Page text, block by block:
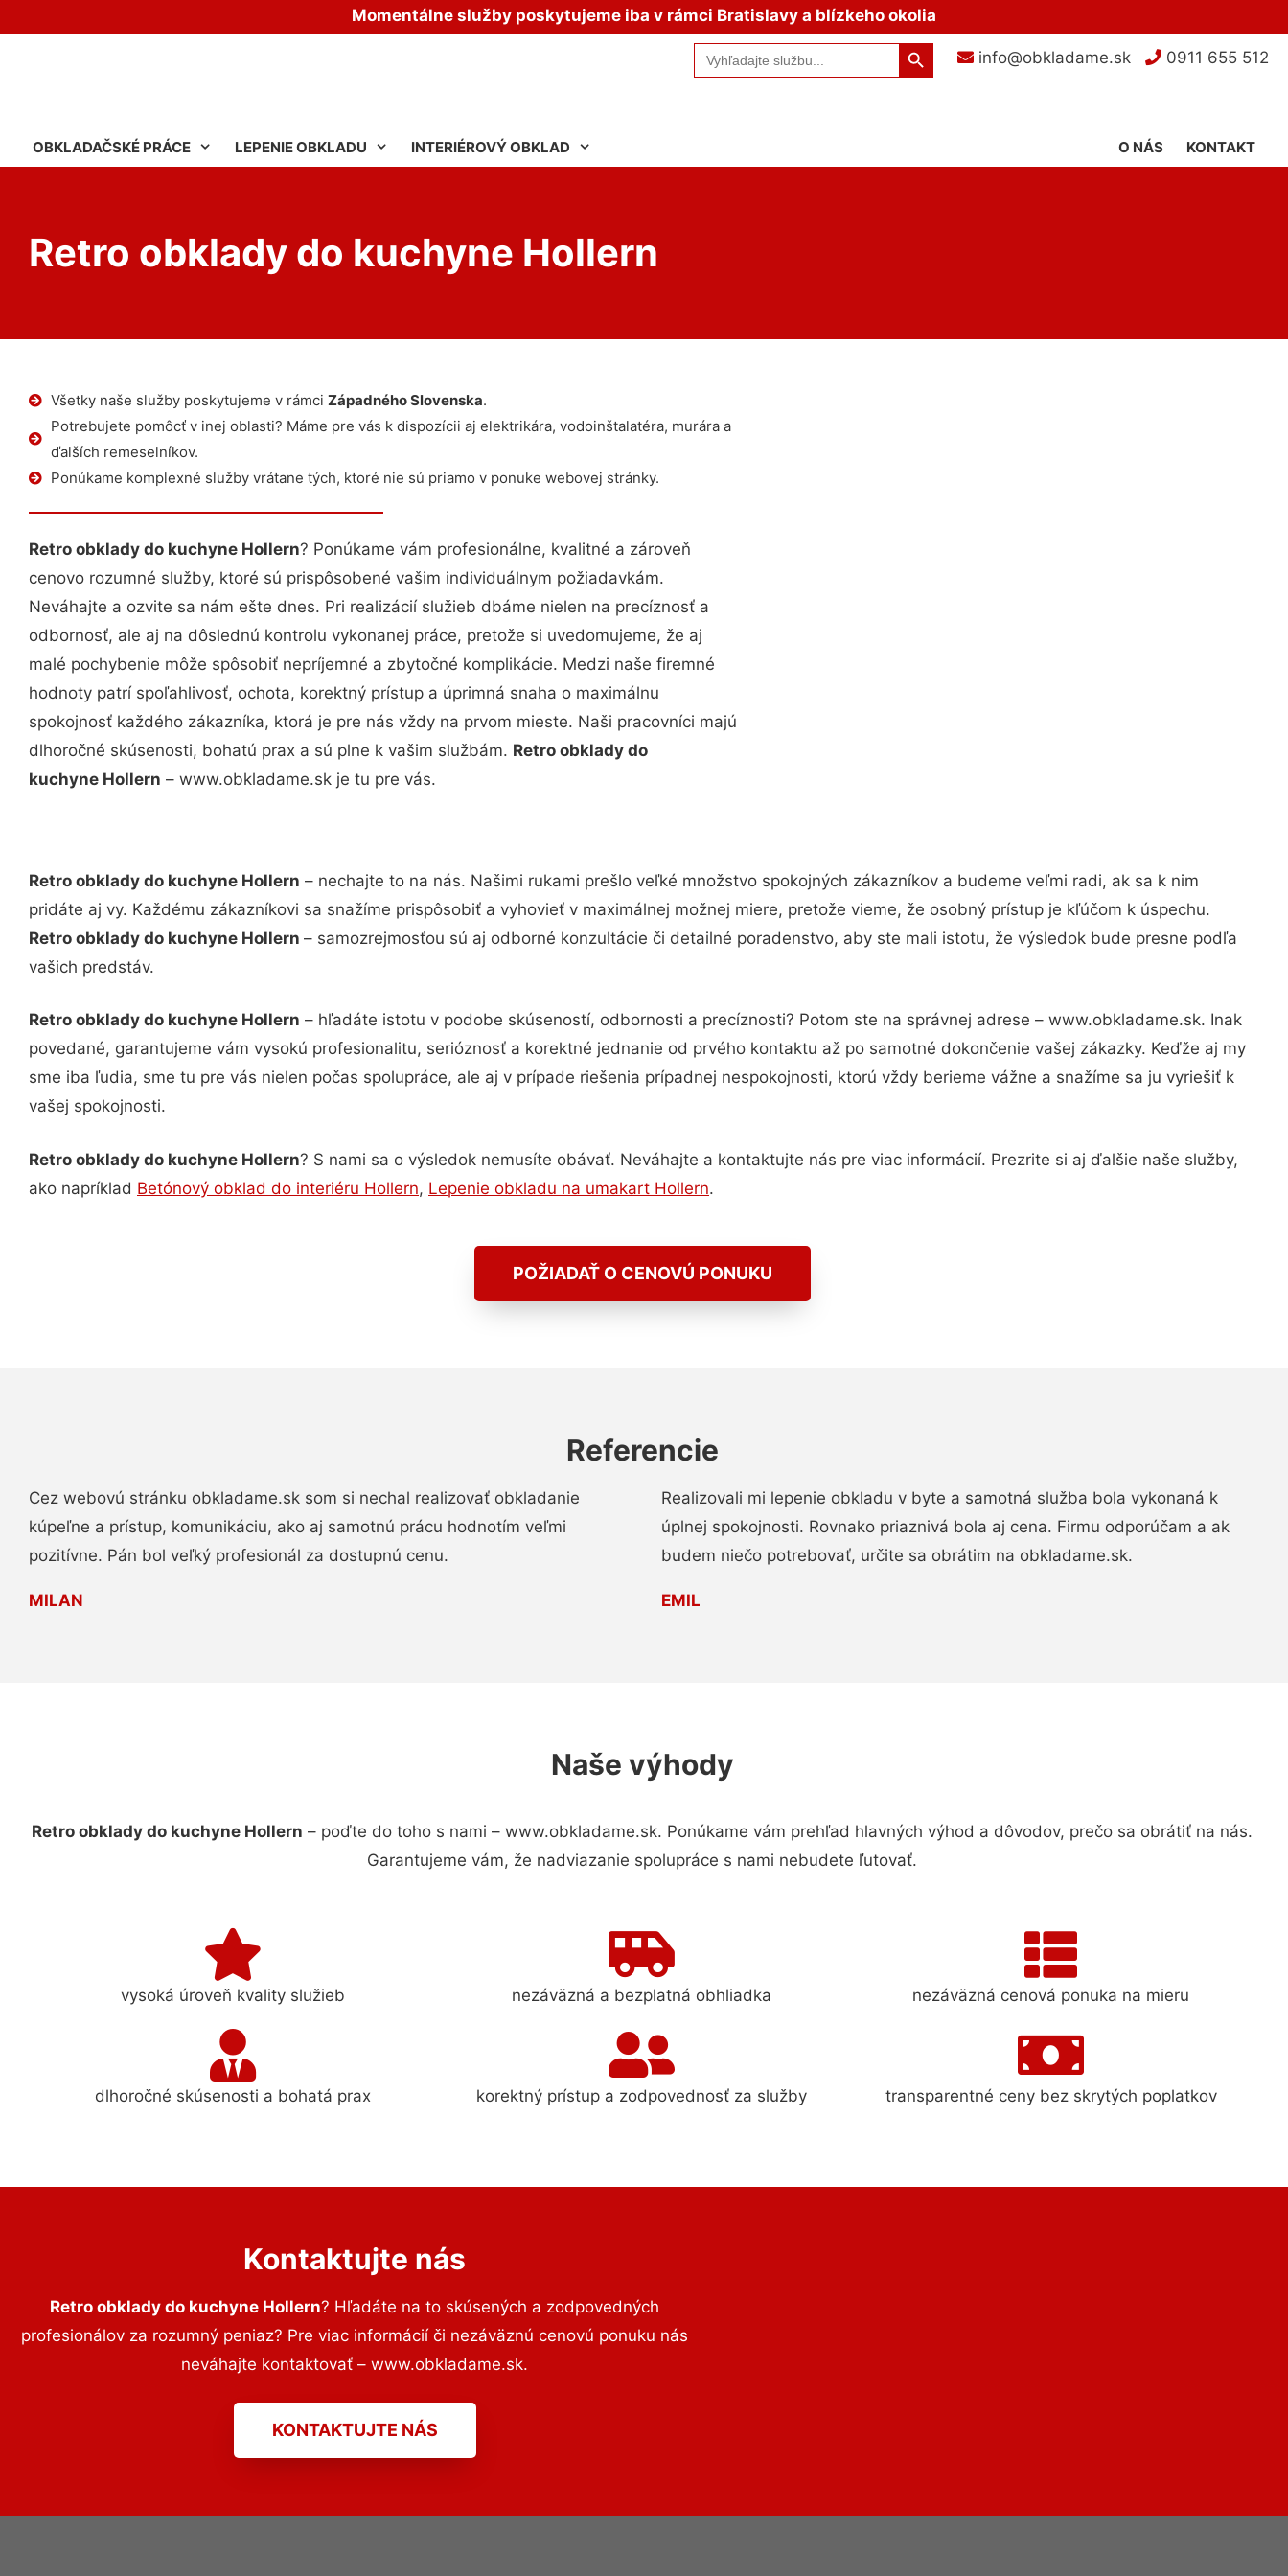
Momentálne služby poskytujeme iba v rámci Bratislavy a blízkeho okolia
info@obkladame.sk 0911 655 512
Search
for:
Search Button
OBKLADAČSKÉ PRÁCE LEPENIE OBKLADU INTERIÉROVÝ OBKLAD KONTAKT
O NÁS
Retro obklady do kuchyne Hollern
Všetky naše služby poskytujeme v rámci Západného Slovenska.
Potrebujete pomôcť v inej oblasti? Máme pre vás k dispozícii aj elektrikára, vodoinštalatéra, murára a
ďalších remeselníkov.
Ponúkame komplexné služby vrátane tých, ktoré nie sú priamo v ponuke webovej stránky.
Retro obklady do kuchyne Hollern? Ponúkame vám profesionálne, kvalitné a zároveň
cenovo rozumné služby, ktoré sú prispôsobené vašim individuálnym požiadavkám.
Neváhajte a ozvite sa nám ešte dnes. Pri realizácií služieb dbáme nielen na precíznosť a
odbornosť, ale aj na dôslednú kontrolu vykonanej práce, pretože si uvedomujeme, že aj
malé pochybenie môže spôsobiť nepríjemné a zbytočné komplikácie. Medzi naše firemné
hodnoty patrí spoľahlivosť, ochota, korektný prístup a úprimná snaha o maximálnu
spokojnosť každého zákazníka, ktorá je pre nás vždy na prvom mieste. Naši pracovníci majú
dlhoročné skúsenosti, bohatú prax a sú plne k vašim službám. Retro obklady do
kuchyne Hollern – www.obkladame.sk je tu pre vás.
Retro obklady do kuchyne Hollern – nechajte to na nás. Našimi rukami prešlo veľké množstvo spokojných zákazníkov a budeme veľmi radi, ak sa k nim
pridáte aj vy. Každému zákazníkovi sa snažíme prispôsobiť a vyhovieť v maximálnej možnej miere, pretože vieme, že osobný prístup je kľúčom k úspechu.
Retro obklady do kuchyne Hollern – samozrejmosťou sú aj odborné konzultácie či detailné poradenstvo, aby ste mali istotu, že výsledok bude presne podľa
vašich predstáv.
Retro obklady do kuchyne Hollern – hľadáte istotu v podobe skúseností, odbornosti a precíznosti? Potom ste na správnej adrese – www.obkladame.sk. Inak
povedané, garantujeme vám vysokú profesionalitu, serióznosť a korektné jednanie od prvého kontaktu až po samotné dokončenie vašej zákazky. Keďže aj my
sme iba ľudia, sme tu pre vás nielen počas spolupráce, ale aj v prípade riešenia prípadnej nespokojnosti, ktorú vždy berieme vážne a snažíme sa ju vyriešiť k
vašej spokojnosti.
Retro obklady do kuchyne Hollern? S nami sa o výsledok nemusíte obávať. Neváhajte a kontaktujte nás pre viac informácií. Prezrite si aj ďalšie naše služby,
ako napríklad Betónový obklad do interiéru Hollern, Lepenie obkladu na umakart Hollern.
POŽIADAŤ O CENOVÚ PONUKU
Referencie
Cez webovú stránku obkladame.sk som si nechal realizovať obkladanie
kúpeľne a prístup, komunikáciu, ako aj samotnú prácu hodnotím veľmi
pozitívne. Pán bol veľký profesionál za dostupnú cenu.
MILAN
Realizovali mi lepenie obkladu v byte a samotná služba bola vykonaná k
úplnej spokojnosti. Rovnako priaznivá bola aj cena. Firmu odporúčam a ak
budem niečo potrebovať, určite sa obrátim na obkladame.sk.
EMIL
Naše výhody
Retro obklady do kuchyne Hollern – poďte do toho s nami – www.obkladame.sk. Ponúkame vám prehľad hlavných výhod a dôvodov, prečo sa obrátiť na nás.
Garantujeme vám, že nadviazanie spolupráce s nami nebudete ľutovať.
vysoká úroveň kvality služieb nezáväzná a bezplatná obhliadka nezáväzná cenová ponuka na mieru
dlhoročné skúsenosti a bohatá prax korektný prístup a zodpovednosť za služby transparentné ceny bez skrytých poplatkov
Kontaktujte nás
Retro obklady do kuchyne Hollern? Hľadáte na to skúsených a zodpovedných
profesionálov za rozumný peniaz? Pre viac informácií či nezáväznú cenovú ponuku nás
neváhajte kontaktovať – www.obkladame.sk.
KONTAKTUJTE NÁS